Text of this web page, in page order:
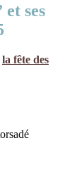
ses
la fête des